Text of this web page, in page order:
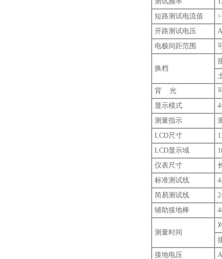
短路测试电流值
开路测试电压
电极间距范围
换档
背 光
显示模式
测量指示
LCD尺寸
LCD显示域
仪表尺寸
标准测试线
简易测试线
辅助接地棒
测量时间
接地电压